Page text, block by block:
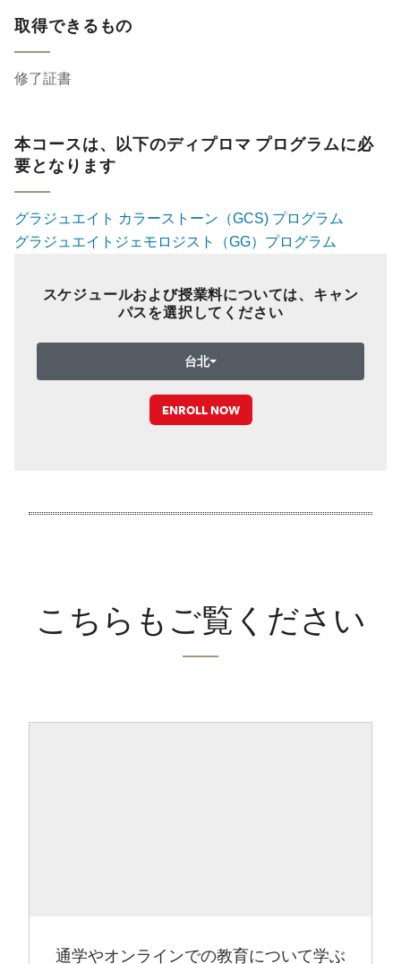
取得できるもの
修了証書
本コースは、以下のディプロマ プログラムに必
要となります
グラジュエイト カラーストーン（GCS) プログラム
グラジュエイトジェモロジスト（GG）プログラム
スケジュールおよび授業料については、キャン
パスを選択してください
台北
ENROLL NOW
こちらもご覧ください
通学やオンラインでの教育について学ぶ